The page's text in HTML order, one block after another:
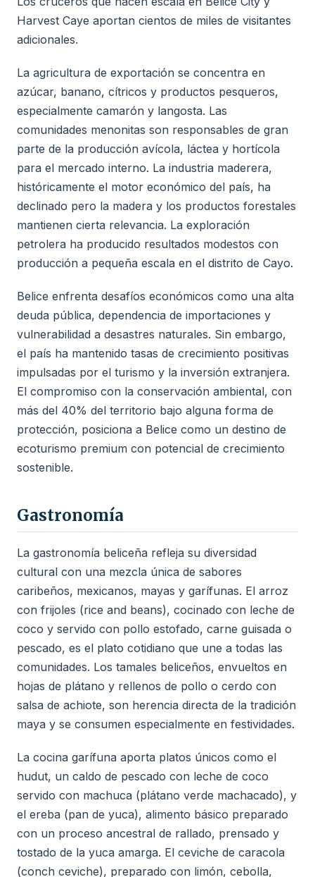
Harvest Caye aportan cientos de miles de visitantes
adicionales.
La agricultura de exportación se concentra en
azúcar, banano, cítricos y productos pesqueros,
especialmente camarón y langosta. Las
comunidades menonitas son responsables de gran
parte de la producción avícola, láctea y hortícola
para el mercado interno. La industria maderera,
históricamente el motor económico del país, ha
declinado pero la madera y los productos forestales
mantienen cierta relevancia. La exploración
petrolera ha producido resultados modestos con
producción a pequeña escala en el distrito de Cayo.
Belice enfrenta desafíos económicos como una alta
deuda pública, dependencia de importaciones y
vulnerabilidad a desastres naturales. Sin embargo,
el país ha mantenido tasas de crecimiento positivas
impulsadas por el turismo y la inversión extranjera.
El compromiso con la conservación ambiental, con
más del 40% del territorio bajo alguna forma de
protección, posiciona a Belice como un destino de
ecoturismo premium con potencial de crecimiento
sostenible.
Gastronomía
La gastronomía beliceña refleja su diversidad
cultural con una mezcla única de sabores
caribeños, mexicanos, mayas y garífunas. El arroz
con frijoles (rice and beans), cocinado con leche de
coco y servido con pollo estofado, carne guisada o
pescado, es el plato cotidiano que une a todas las
comunidades. Los tamales beliceños, envueltos en
hojas de plátano y rellenos de pollo o cerdo con
salsa de achiote, son herencia directa de la tradición
maya y se consumen especialmente en festividades.
La cocina garífuna aporta platos únicos como el
hudut, un caldo de pescado con leche de coco
servido con machuca (plátano verde machacado), y
el ereba (pan de yuca), alimento básico preparado
con un proceso ancestral de rallado, prensado y
tostado de la yuca amarga. El ceviche de caracola
(conch ceviche), preparado con limón, cebolla,